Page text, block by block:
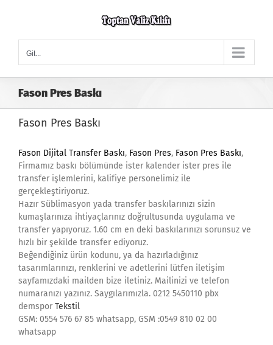
Git...
Fason Pres Baskı
Fason Pres Baskı
Fason Dijital Transfer Baskı, Fason Pres, Fason Pres Baskı,
Firmamız baskı bölümünde ister kalender ister pres ile
transfer işlemlerini, kalifiye personelimiz ile
gerçekleştiriyoruz.
Hazır Süblimasyon yada transfer baskılarınızı sizin
kumaşlarınıza ihtiyaçlarınız doğrultusunda uygulama ve
transfer yapıyoruz. 1.60 cm en deki baskılarınızı sorunsuz ve
hızlı bir şekilde transfer ediyoruz.
Beğendiğiniz ürün kodunu, ya da hazırladığınız
tasarımlarınızı, renklerini ve adetlerini lütfen iletişim
sayfamızdaki mailden bize iletiniz. Mailinizi ve telefon
numaranızı yazınız. Saygılarımızla. 0212 5450110 pbx
demspor Tekstil
GSM: 0554 576 67 85 whatsapp, GSM :0549 810 02 00
whatsapp